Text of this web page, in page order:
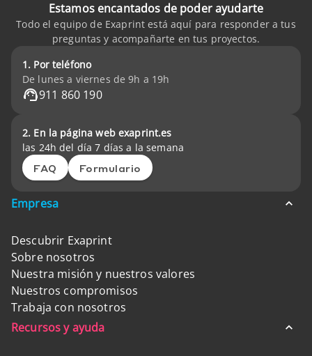
Estamos encantados de poder ayudarte
Todo el equipo de Exaprint está aquí para responder a tus
preguntas y acompañarte en tus proyectos.
1. Por teléfono
De lunes a viernes de 9h a 19h
911 860 190
2. En la página web exaprint.es
las 24h del día 7 días a la semana
FAQ Formulario
Empresa
Descubrir Exaprint
Sobre nosotros
Nuestra misión y nuestros valores
Nuestros compromisos
Trabaja con nosotros
Recursos y ayuda